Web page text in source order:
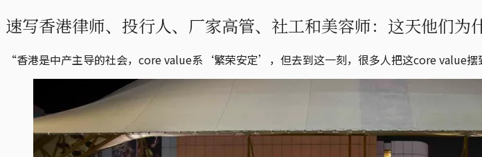
速写香港律师、投行人、厂家高管、社工和美容师：这天他们为
“香港是中产主导的社会，core value系‘繁荣安定’，但去到这一刻，很多人把这core value摆